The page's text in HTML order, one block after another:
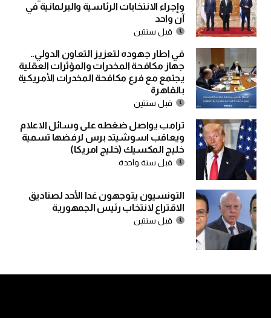
وإجراء الانتخابات الرئاسية والبرلمانية في
آن واحد
قبل سنتين
في اطار جهوده لتعزيز التعاون الدولي..
جهاز مكافحة المخدرات والمؤثرات العقلية
يجتمع مع فرع مكافحة المخدرات الأمريكية
بالقاهرة
قبل سنتين
ترامب يواصل ضغطه على وسائل الاعلام
ويعاقب اسوشيتد برس لرفضها تسمية
خليج المكسيك (خليج امريكا)
قبل سنة واحدة
التونسيون يتوجهون غدا الأحد لصناديق
الاقتراع لانتخاب رئيس الجمهورية
قبل سنتين